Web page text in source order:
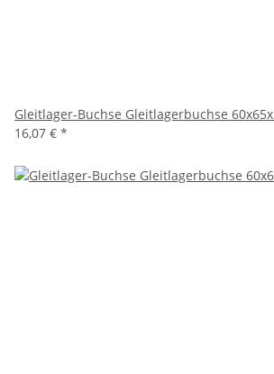
Gleitlager-Buchse Gleitlagerbuchse
16,07 € *